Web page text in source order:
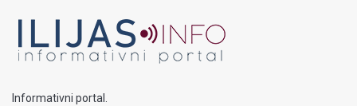
Informativni portal.